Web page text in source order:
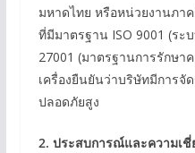
มหาดไทย หรือหน่วยงานภา
ที่มีมาตรฐาน ISO 9001 (ร
27001 (มาตรฐานการรักษ
เครื่องยืนยันว่าบริษัทมีการ
ปลอดภัยสูง
2. ประสบการณ์และความเ